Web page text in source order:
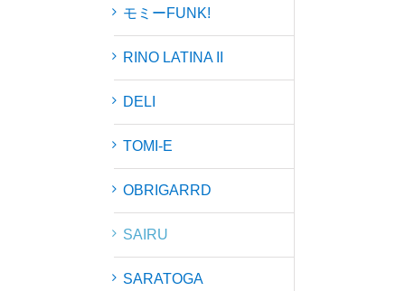
モミーFUNK!
RINO LATINA II
DELI
TOMI-E
OBRIGARRD
SAIRU
SARATOGA